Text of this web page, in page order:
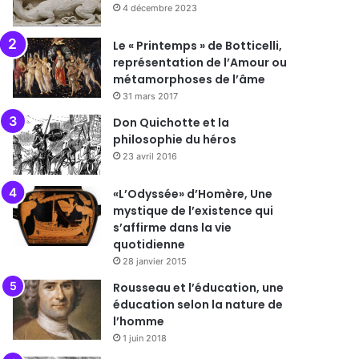
4 décembre 2023
Le « Printemps » de Botticelli,
représentation de l’Amour ou
métamorphoses de l’âme
31 mars 2017
Don Quichotte et la
philosophie du héros
23 avril 2016
«L’Odyssée» d’Homère, Une
mystique de l’existence qui
s’affirme dans la vie
quotidienne
28 janvier 2015
Rousseau et l’éducation, une
éducation selon la nature de
l’homme
1 juin 2018